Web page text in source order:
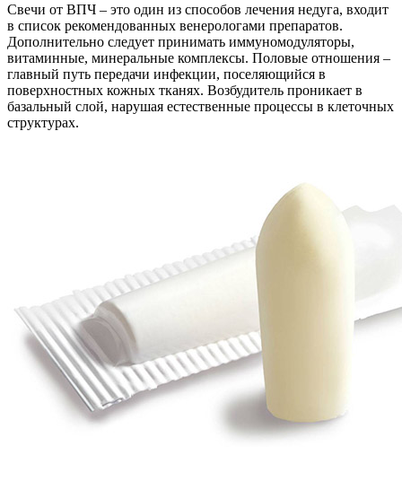
Свечи от ВПЧ – это один из способов лечения недуга, входит
в список рекомендованных венерологами препаратов.
Дополнительно следует принимать иммуномодуляторы,
витаминные, минеральные комплексы. Половые отношения –
главный путь передачи инфекции, поселяющийся в
поверхностных кожных тканях. Возбудитель проникает в
базальный слой, нарушая естественные процессы в клеточных
структурах.